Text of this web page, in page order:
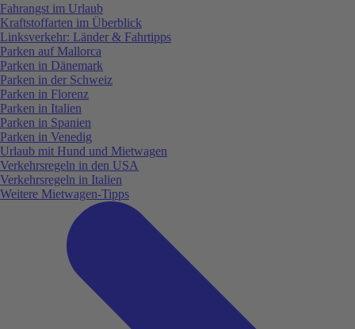
Fahrangst im Urlaub
Kraftstoffarten im Überblick
Linksverkehr: Länder & Fahrtipps
Parken auf Mallorca
Parken in Dänemark
Parken in der Schweiz
Parken in Florenz
Parken in Italien
Parken in Spanien
Parken in Venedig
Urlaub mit Hund und Mietwagen
Verkehrsregeln in den USA
Verkehrsregeln in Italien
Weitere Mietwagen-Tipps